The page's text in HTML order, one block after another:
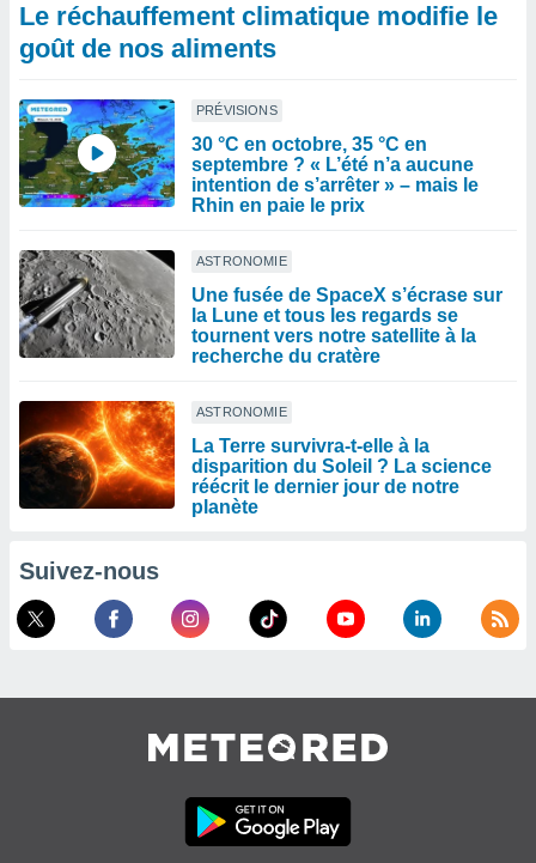
Le réchauffement climatique modifie le
goût de nos aliments
PRÉVISIONS
30 °C en octobre, 35 °C en
septembre ? « L’été n’a aucune
intention de s’arrêter » – mais le
Rhin en paie le prix
ASTRONOMIE
Une fusée de SpaceX s’écrase sur
la Lune et tous les regards se
tournent vers notre satellite à la
recherche du cratère
ASTRONOMIE
La Terre survivra-t-elle à la
disparition du Soleil ? La science
réécrit le dernier jour de notre
planète
Suivez-nous